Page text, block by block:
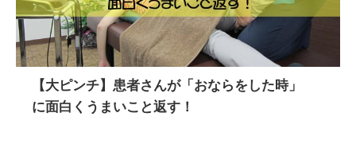
【大ピンチ】患者さんが「おならをした時」
に面白くうまいこと返す！